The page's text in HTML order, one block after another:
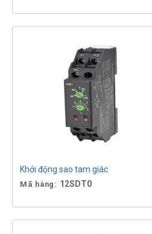
Khởi động sao tam giác
Mã hàng: 12SDT0